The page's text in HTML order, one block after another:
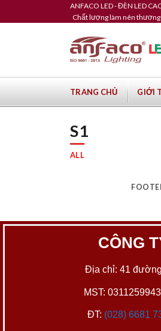
to
ANFACO LED - ĐÈN LED
Chất lượng làm nên
TRANG CHỦ GIỚI
S1
ALL
CÔNG
Địa chỉ: 41 đường
MST:
ĐT: (028) 6681